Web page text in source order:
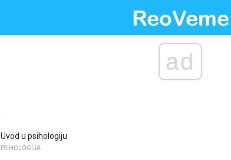
ad
Uvod u psihologiju
PSIHOLOGIJA